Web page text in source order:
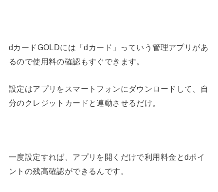
dカードGOLDには「dカード」っていう管理アプリがあ
るので使用料の確認もすぐできます。
設定はアプリをスマートフォンにダウンロードして、自
分のクレジットカードと連動させるだけ。
一度設定すれば、アプリを開くだけで利用料金とdポイ
ントの残高確認ができるんです。